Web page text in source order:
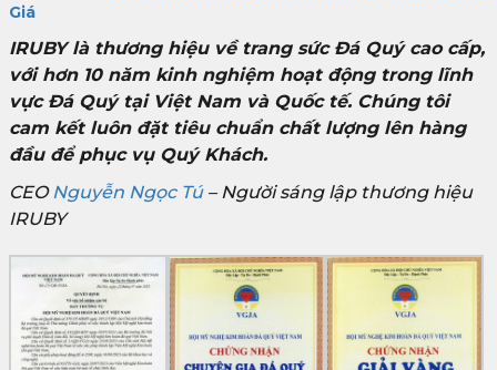
Giá
IRUBY là thương hiệu về trang sức Đá Quý cao cấp,
với hơn 10 năm kinh nghiệm hoạt động trong lĩnh
vực Đá Quý tại Việt Nam và Quốc tế. Chúng tôi
cam kết luôn đặt tiêu chuẩn chất lượng lên hàng
đầu để phục vụ Quý Khách.
CEONguyễn Ngọc Tú– Người sáng lập thương hiệu
IRUBY